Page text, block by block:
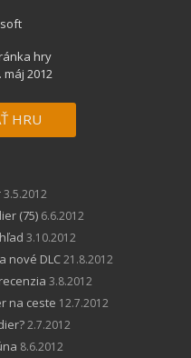
hry
máj 2012
HRU
3.5.2012
(75) 6.6.2012
3.10.2012
nové DLC21.8.2012
3.8.2012
na ceste 12.7.2012
2.7.2012
8.6.2012